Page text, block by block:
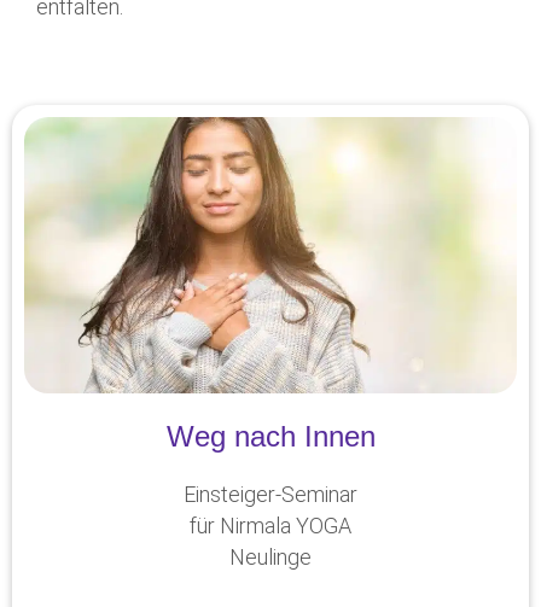
entfalten.
Weg nach Innen
Einsteiger-Seminar
für Nirmala YOGA
Neulinge